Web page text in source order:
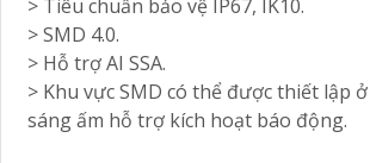
> Tiêu chuẩn bảo vệ IP67, IK10.
> SMD 4.0.
> Hỗ trợ AI SSA.
> Khu vực SMD có thể được thiết lập
sáng ấm hỗ trợ kích hoạt báo động.